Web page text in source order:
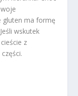
gluten ma formę
wskutek
z